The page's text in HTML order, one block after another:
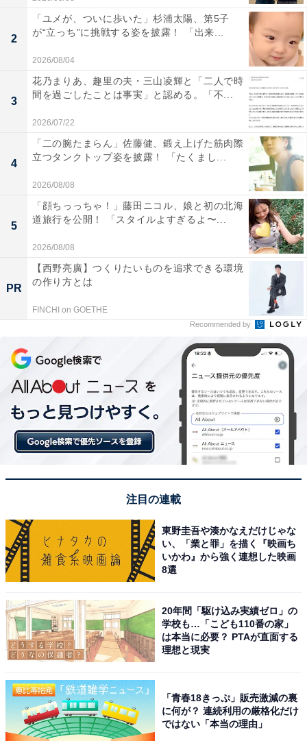
2
「ユメが、ついに歩いた」杉浦太陽、第5子
が“立っち”に挑戦する姿を披露！ 「出来...
2026/08/04
3
花乃まりあ、趣里の夫・三山凌輝と「二人で時
間を過ごしたことは事実」と認める。「不...
2026/07/22
4
「二の腕たまらん」佐藤健、鍛え上げた筋肉際
立つタンクトップ姿を披露！ 「たくまし...
2026/08/08
5
「顔ちっっちゃ！」藤田ニコル、娘と初の北海
道旅行を公開！ 「スタイルよすぎるよ〜...
2026/08/08
PR
【西野亮廣】つくりたいものを追求できる環境
の作り方とは
FINCHI on GOETHE
Recommended by
注目の連載
東野圭吾や湊かなえだけじゃな
い、「業と罪」を描く『映画ち
いかわ』から強く連想した映画
8選
20年間「駆け込み実績ゼロ」の
学校も…「こども110番の家」
は本当に必要？ PTAが直面する
理想と現実
「青春18きっぷ」販売激減の裏
に何が？ 連続利用の厳格化だけ
ではない「本当の理由」